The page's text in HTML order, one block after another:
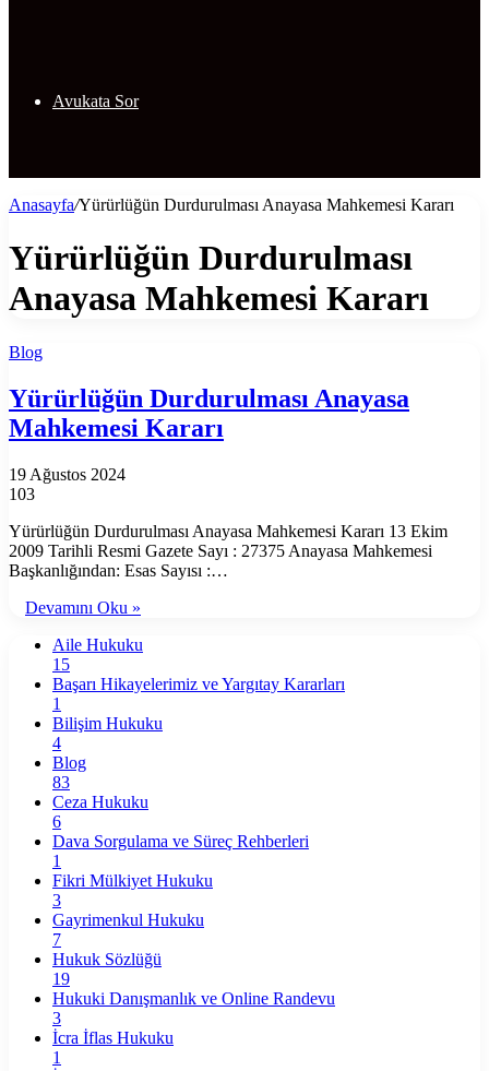
Avukata Sor
Anasayfa/Yürürlüğün Durdurulması Anayasa Mahkemesi Kararı
Yürürlüğün Durdurulması
Anayasa Mahkemesi Kararı
Blog
Yürürlüğün Durdurulması Anayasa
Mahkemesi Kararı
19 Ağustos 2024
103
Yürürlüğün Durdurulması Anayasa Mahkemesi Kararı 13 Ekim
2009 Tarihli Resmi Gazete Sayı : 27375 Anayasa Mahkemesi
Başkanlığından: Esas Sayısı :…
Devamını Oku »
Aile Hukuku
15
Başarı Hikayelerimiz ve Yargıtay Kararları
1
Bilişim Hukuku
4
Blog
83
Ceza Hukuku
6
Dava Sorgulama ve Süreç Rehberleri
1
Fikri Mülkiyet Hukuku
3
Gayrimenkul Hukuku
7
Hukuk Sözlüğü
19
Hukuki Danışmanlık ve Online Randevu
3
İcra İflas Hukuku
1